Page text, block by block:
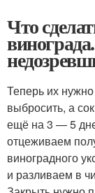
Что
Теперь их
выбросить, а
ещё на 3 — 5
отцеживаем
виноградного
и разливаем в